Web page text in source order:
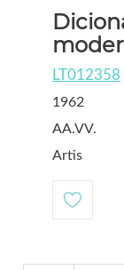
LT012358
1962
AA.VV.
Artis